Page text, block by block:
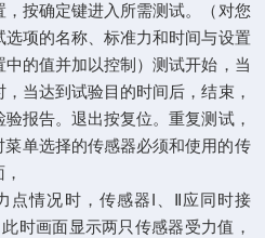
按确定键进入所需测试。（对您
项的名称、标准力和时间与设置
的值并加以控制）测试开始，当
当达到试验目的时间后，结束，
报告。退出按复位。重复测试，
单选择的传感器必须和使用的传
点情况时，传感器I、Ⅱ应同时接
时画面显示两只传感器受力值，